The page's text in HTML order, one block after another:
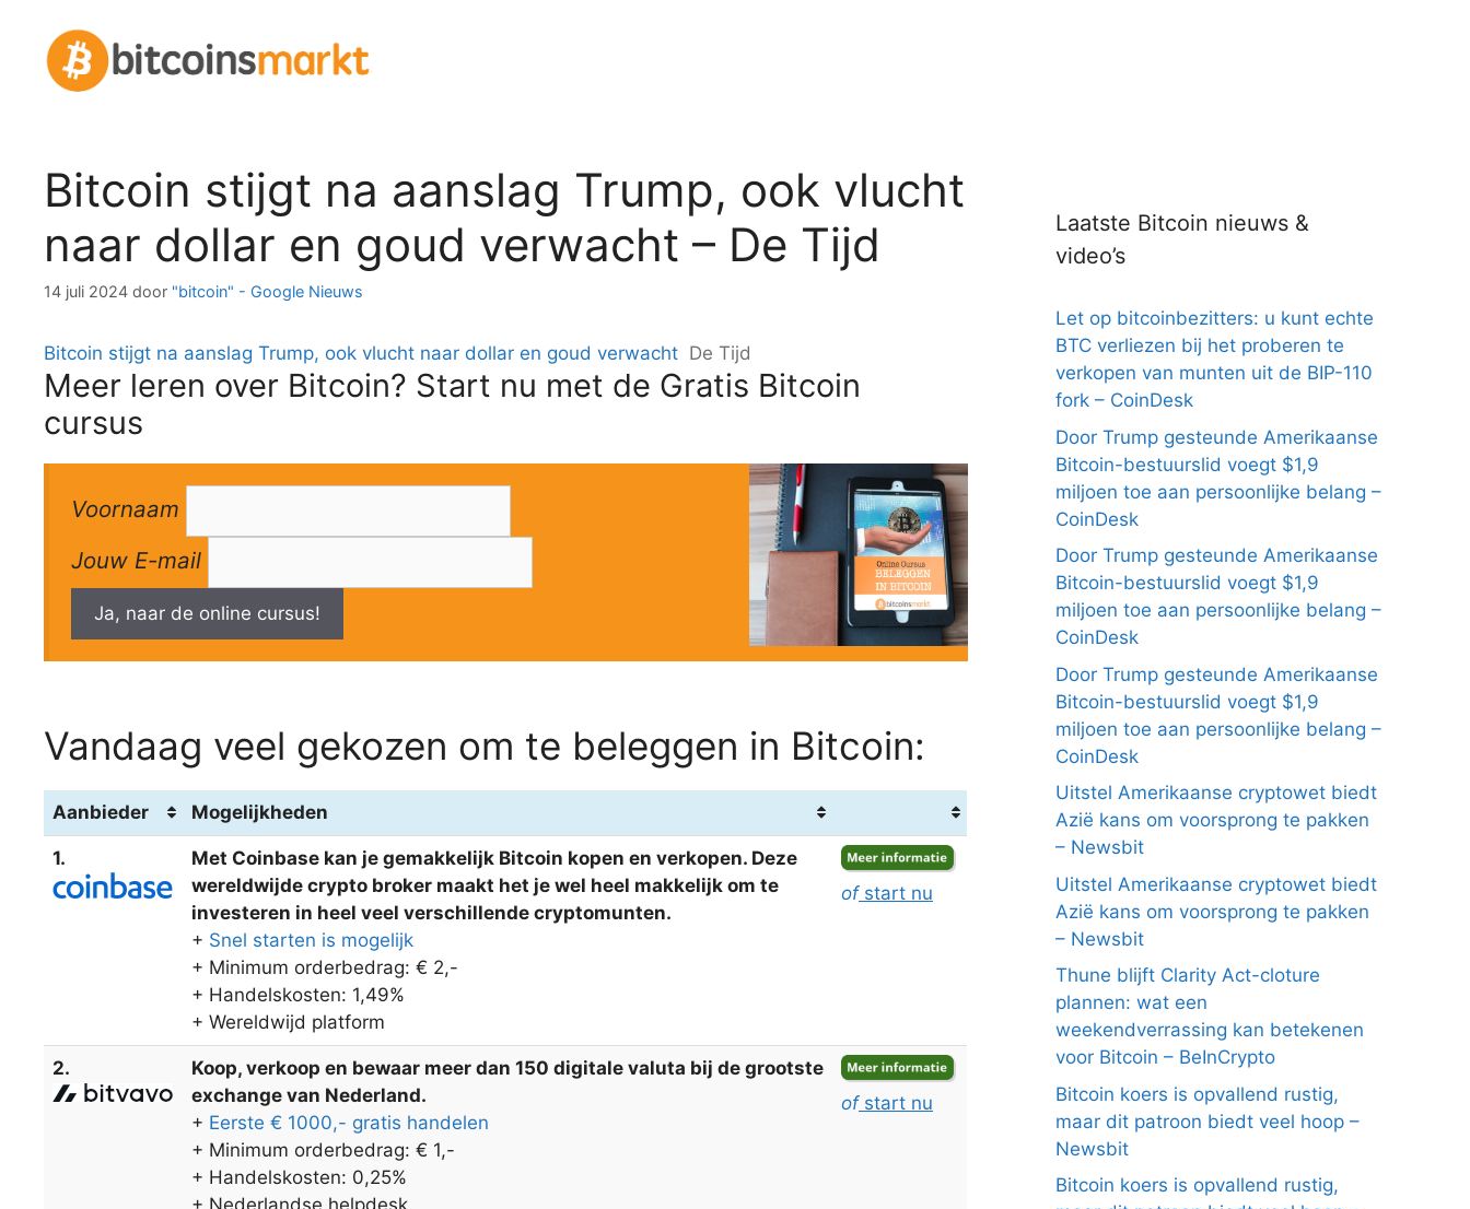
inhoud
Bitcoin stijgt na aanslag Trump, ook vlucht
naar dollar en goud verwacht – De Tijd
14 juli 2024 door "bitcoin" - Google Nieuws
Bitcoin stijgt na aanslag Trump, ook vlucht naar dollar en goud verwacht De Tijd
Meer leren over Bitcoin? Start nu met de Gratis Bitcoin
cursus
Voornaam
Jouw E-mail
Ja, naar de online cursus!
Vandaag veel gekozen om te beleggen in Bitcoin:
Aanbieder Mogelijkheden
1.
Met Coinbase kan je gemakkelijk Bitcoin kopen en verkopen. Deze
wereldwijde crypto broker maakt het je wel heel makkelijk om te
investeren in heel veel verschillende cryptomunten.
+ Snel starten is mogelijk
+ Minimum orderbedrag: € 2,-
+ Handelskosten: 1,49%
+ Wereldwijd platform
ofstart nu
2.
Koop, verkoop en bewaar meer dan 150 digitale valuta bij de grootste
exchange van Nederland.
+ Eerste € 1000,- gratis handelen
+ Minimum orderbedrag: € 1,-
+ Handelskosten: 0,25%
+ Nederlandse helpdesk
ofstart nu
Laatste Bitcoin nieuws &
video’s
Let op bitcoinbezitters: u kunt echte
BTC verliezen bij het proberen te
verkopen van munten uit de BIP-110
fork – CoinDesk
Door Trump gesteunde Amerikaanse
Bitcoin-bestuurslid voegt $1,9
miljoen toe aan persoonlijke belang –
CoinDesk
Door Trump gesteunde Amerikaanse
Bitcoin-bestuurslid voegt $1,9
miljoen toe aan persoonlijke belang –
CoinDesk
Door Trump gesteunde Amerikaanse
Bitcoin-bestuurslid voegt $1,9
miljoen toe aan persoonlijke belang –
CoinDesk
Uitstel Amerikaanse cryptowet biedt
Azië kans om voorsprong te pakken
– Newsbit
Uitstel Amerikaanse cryptowet biedt
Azië kans om voorsprong te pakken
– Newsbit
Thune blijft Clarity Act-cloture
plannen: wat een
weekendverrassing kan betekenen
voor Bitcoin – BeInCrypto
Bitcoin koers is opvallend rustig,
maar dit patroon biedt veel hoop –
Newsbit
Bitcoin koers is opvallend rustig,